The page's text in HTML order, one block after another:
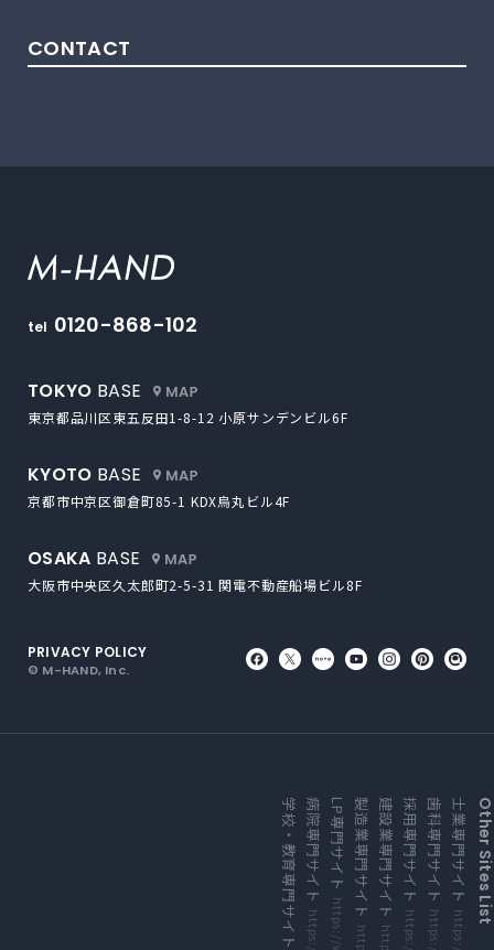
CONTACT
tel 0120-868-102
TOKYO BASE 外部サイトにリンクします
東京都品川区東五反田1-8-12 小原サンデンビル6F
KYOTO BASE 外部サイトにリンクします
京都市中京区御倉町85-1 KDX烏丸ビル4F
OSAKA BASE 外部サイトにリンクします
大阪市中央区久太郎町2-5-31関電不動産船場ビル8F
外部サイトにリンクします
外部サイトにリンクしま
外部サイトにリンク
外部サイトにリ
外部サイト
外部サ
外
PRIVACY POLICY
© M-HAND, Inc.
Other
士業専門サイト
外部サイトにリンクします
歯科専門サイト
外部サイトにリンクします
採用専門サイト
外部サイトにリンクします
建設業専門サイト
外部サイトにリンクします
製造業専門サイト
外部サイトにリンクします
LP専門サイト
外部サイトにリンクします
病院専門サイト
外部サイトにリンクします
学校・教育専門サイト
外部サイトにリンクします